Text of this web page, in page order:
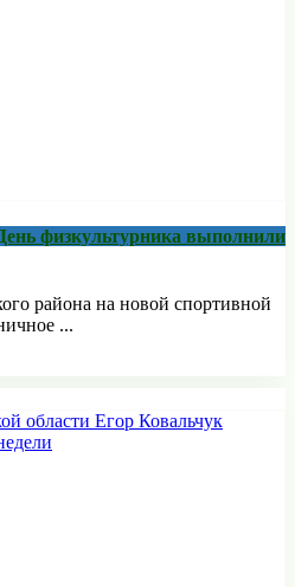
физкультурника выполнили
района на новой спортивной
...